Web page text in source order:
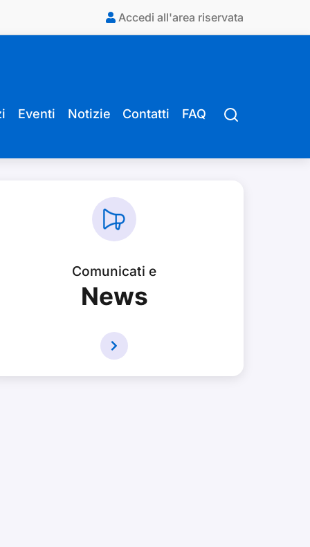
Accedi all'area riservata
Eventi Notizie Contatti FAQ
Comunicati e
News